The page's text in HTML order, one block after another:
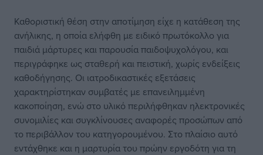
Καθοριστική θέση στην αποτίμηση είχε η κατάθεση της
ανήλικης, η οποία ελήφθη με ειδικό πρωτόκολλο για
παιδιά μάρτυρες και παρουσία παιδοψυχολόγου, και
περιγράφηκε ως σταθερή και πειστική, χωρίς ενδείξεις
καθοδήγησης. Οι ιατροδικαστικές εξετάσεις
χαρακτηρίστηκαν συμβατές με επανειλημμένη
κακοποίηση, ενώ στο υλικό περιλήφθηκαν ηλεκτρονικές
συνομιλίες και συγκλίνουσες αναφορές προσώπων από
το περιβάλλον του κατηγορουμένου. Στο πλαίσιο αυτό
εντάχθηκε και η μαρτυρία του πρώην εργοδότη για τη